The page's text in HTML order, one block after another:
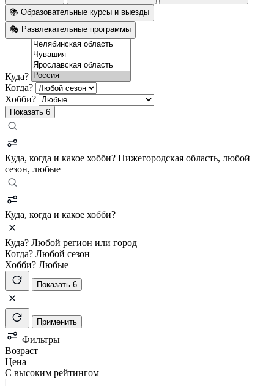
📚 Образовательные курсы и выезды
🎭 Развлекательные программы
Куда?
Когда?
Хобби?
Показать 6
Куда, когда и какое хобби? Нижегородская область, любой
сезон, любые
Куда, когда и какое хобби?
Куда? Любой регион или город
Когда? Любой сезон
Хобби? Любые
Показать 6
Применить
Фильтры
Возраст
Цена
С высоким рейтингом